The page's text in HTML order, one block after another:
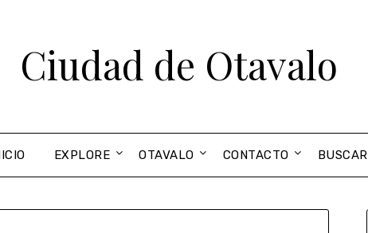
Ciudad de Otavalo
EXPLORE OTAVALO CONTACTO BUSCAR